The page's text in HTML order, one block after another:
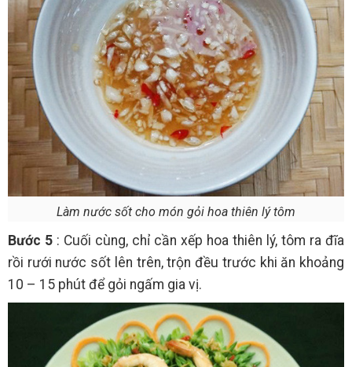
Làm nước sốt cho món gỏi hoa thiên lý tôm
Bước 5 : Cuối cùng, chỉ cần xếp hoa thiên lý, tôm ra đĩa
rồi rưới nước sốt lên trên, trộn đều trước khi ăn khoảng
10 – 15 phút để gỏi ngấm gia vị.